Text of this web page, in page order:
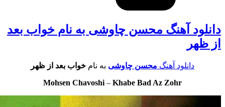
آهنگ محسن چاوشی به نام خواب بعد
دانلود آهنگ محسن چاوشیبه نام خواب بعد از ظهر
Mohsen Chavoshi–Khabe Bad Az Zohr